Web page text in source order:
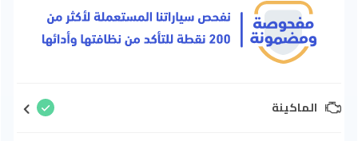
الماكينة